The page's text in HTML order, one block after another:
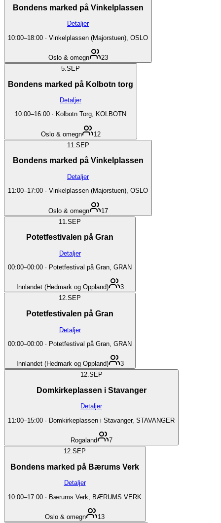
Bondens marked på Vinkelplassen
Detaljer
10:00–18:00 · Vinkelplassen (Majorstuen), OSLO
Oslo & omegn
23
5. SEP
Bondens marked på Kolbotn torg
Detaljer
10:00–16:00 · Kolbotn Torg, KOLBOTN
Oslo & omegn
12
11. SEP
Bondens marked på Vinkelplassen
Detaljer
11:00–17:00 · Vinkelplassen (Majorstuen), OSLO
Oslo & omegn
17
11. SEP
Potetfestivalen på Gran
Detaljer
00:00–00:00 · Potetfestival på Gran, GRAN
Innlandet (Hedmark og Oppland)
3
12.SEP
Potetfestivalen på Gran
Detaljer
00:00–00:00 · Potetfestival på Gran, GRAN
Innlandet (Hedmark og Oppland)
3
12.SEP
Domkirkeplassen i Stavanger
Detaljer
11:00–15:00 · Domkirkeplassen i Stavanger, STAVANGER
Rogaland
7
12.SEP
Bondens marked på Bærums Verk
Detaljer
10:00–17:00 · Bærums Verk, BÆRUMS VERK
Oslo & omegn
13